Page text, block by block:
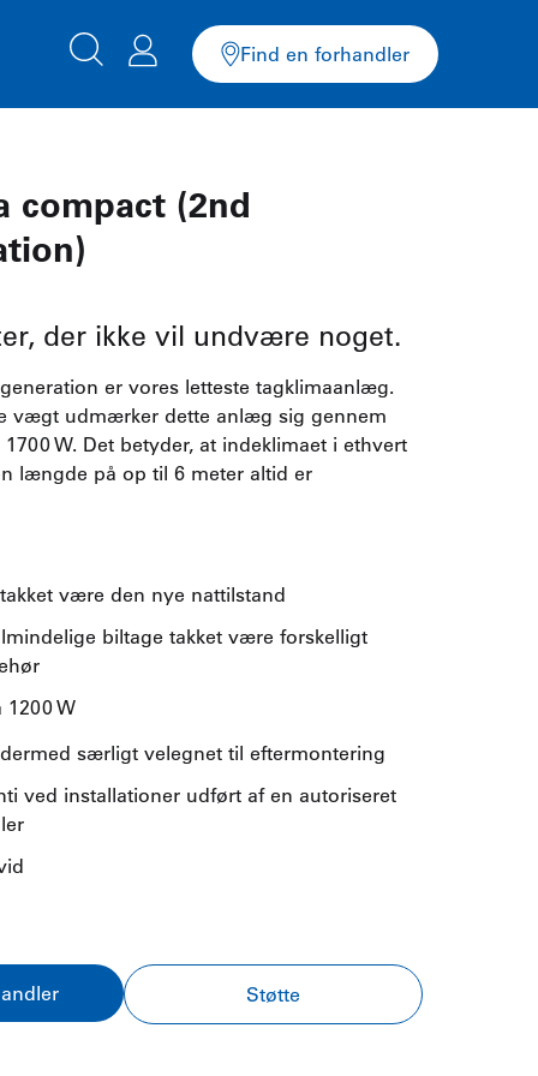
Find en forhandler
compact (2nd
der ikke vil undvære noget.
er vores letteste tagklimaanlæg.
vægt udmærker dette anlæg sig gennem
W. Det betyder, at indeklimaet i ethvert
længde på op til 6 meter altid er
være den nye nattilstand
biltage takket være forskelligt
1200 W
særligt velegnet til eftermontering
ved installationer udført af en autoriseret
Støtte